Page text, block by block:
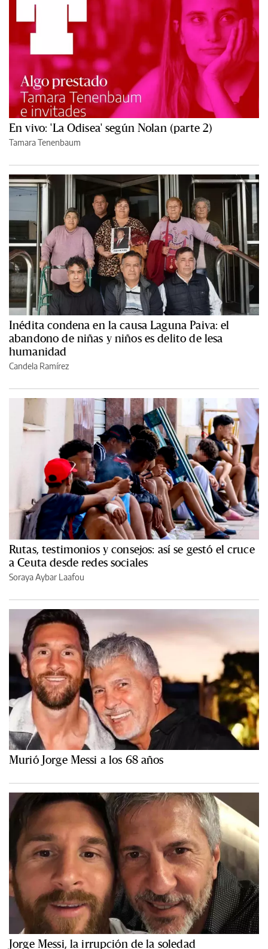
En vivo: 'La Odisea' según Nolan (parte 2)
Tamara Tenenbaum
Inédita condena en la causa Laguna Paiva: el
abandono de niñas y niños es delito de lesa
humanidad
Candela Ramírez
Rutas, testimonios y consejos: así se gestó el cruce
a Ceuta desde redes sociales
Soraya Aybar Laafou
Murió Jorge Messi a los 68 años
Jorge Messi, la irrupción de la soledad